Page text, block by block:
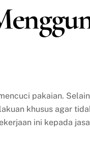
pakaian.
khusus agar
ini kepada